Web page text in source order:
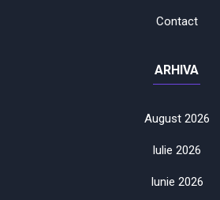
Contact
ARHIVA
August 2026
Iulie 2026
Iunie 2026